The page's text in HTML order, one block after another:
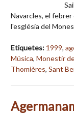
Navarcles, el
l'església del
Etiquetes: 1999,
Música, Monestir
Thomières, Sant